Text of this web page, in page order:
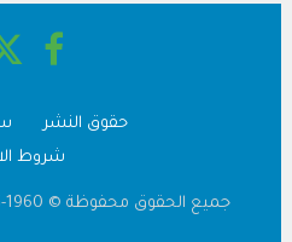
حقوق النشر
شروط
جميع الحقوق محفوظة © 1960-2025 جامعة الملك سعود